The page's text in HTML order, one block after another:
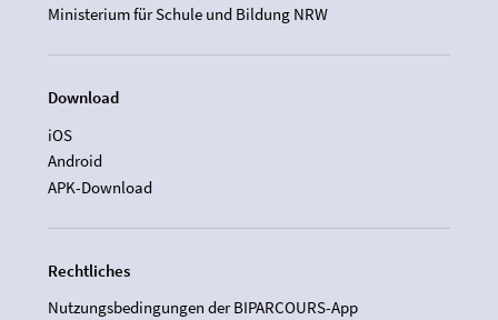
Ministerium für Schule und Bildung NRW
Download
iOS
Android
APK-Download
Rechtliches
Nutzungsbedingungen der BIPARCOURS-App